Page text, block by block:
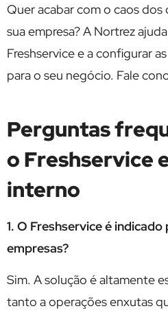
Quer acabar com o caos
sua empresa? A Nortrez
Freshservice e a configurar
para o seu negócio. Fale
Perguntas
o Freshservice
interno
1. O Freshservice é
empresas?
Sim. A solução é altamente
tanto a operações enxutas